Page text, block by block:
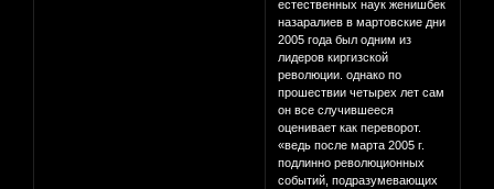
естественных наук женишбек
назаралиев в мартовские дни
2005 года был одним из
лидеров киргизской
революции. однако по
прошествии четырех лет сам
он все случившееся
оценивает как переворот.
«ведь после марта 2005 г.
подлинно революционных
событий, подразумевающих